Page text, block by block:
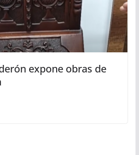
expone obras de